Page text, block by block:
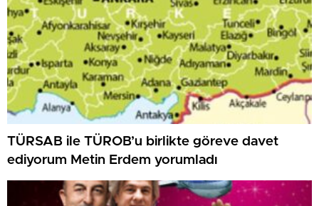
TÜRSAB ile TÜROB’u birlikte göreve davet
ediyorum Metin Erdem yorumladı